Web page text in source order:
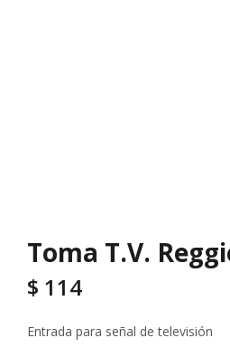
Toma T.V.
$ 114
Entrada para señal de televisión